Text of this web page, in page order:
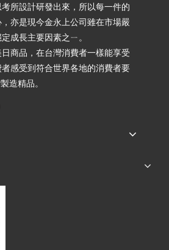
所設計研發出來，所以每一件的
亦是現今金永上公司雖在市場嚴
成長主要因素之ㄧ。
商品，在台灣消費者一樣能享受
感受到符合世界各地的消費者要
造精品。